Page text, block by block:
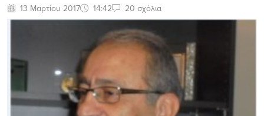
13 Μαρτίου 2017 14:42 20 σχόλια